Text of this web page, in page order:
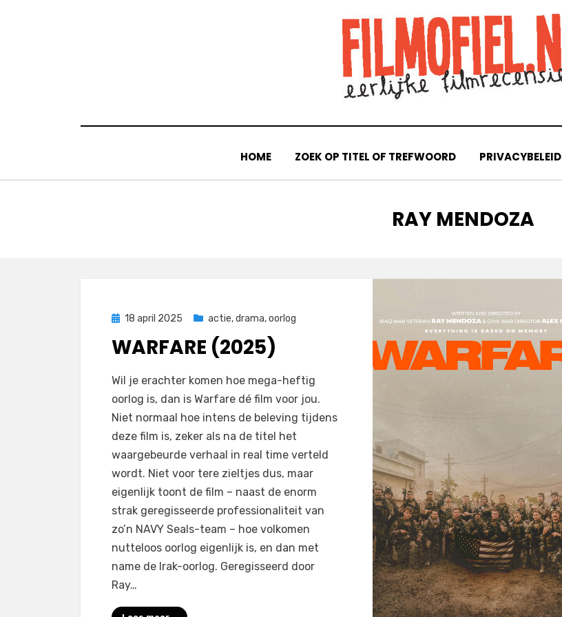
HOME ZOEK OP TITEL OF TREFWOORD PRIVACYBELEID
TAG
:
RAY MENDOZA
Geplaatst
18 april 2025 actie,drama,oorlog
WARFARE (2025)
doorFilmofiel.nl
Wil je erachter komen hoe mega-heftig
oorlog is, dan is Warfare dé film voor jou.
Niet normaal hoe intens de beleving tijdens
deze film is, zeker als na de titel het
waargebeurde verhaal in real time verteld
wordt. Niet voor tere zieltjes dus, maar
eigenlijk toont de film – naast de enorm
strak geregisseerde professionaliteit van
zo’n NAVY Seals-team – hoe volkomen
nutteloos oorlog eigenlijk is, en dan met
name de Irak-oorlog. Geregisseerd door
Ray…